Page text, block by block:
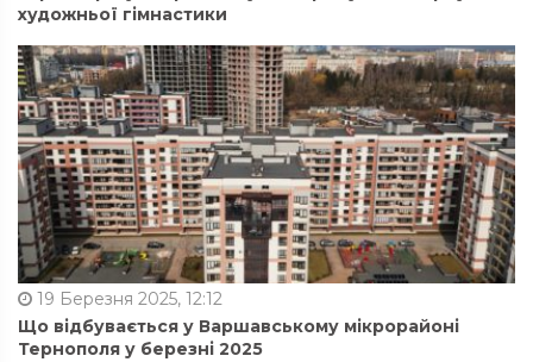
художньої гімнастики
19 Березня 2025, 12:12
Що відбувається у Варшавському мікрорайоні
Тернополя у березні 2025